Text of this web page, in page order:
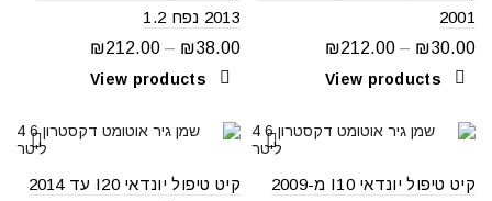
2001
₪30.00
–
₪212.00
View products
2013 נפח 1.2
₪38.00
–
₪212.00
View products
קיט טיפול יונדאי I10 מ2009-
קיט טיפול יונדאי I20 עד 2014